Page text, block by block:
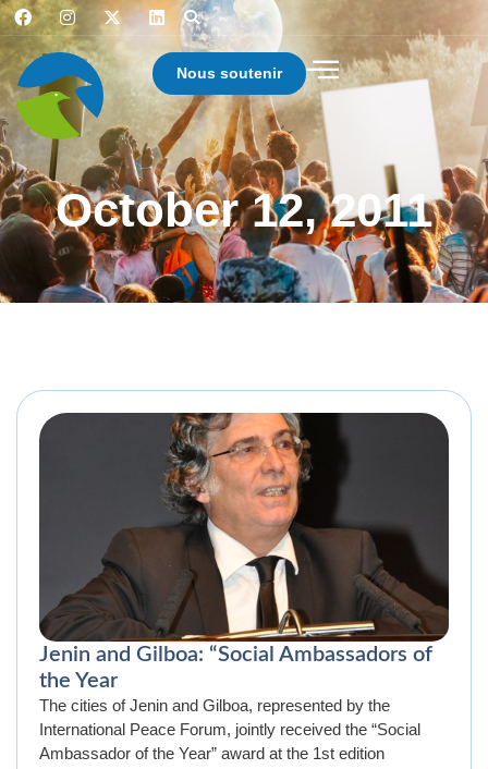
Nous soutenir
October 12, 2011
Jenin and Gilboa: “Social Ambassadors of
the Year
The cities of Jenin and Gilboa, represented by the
International Peace Forum, jointly received the “Social
Ambassador of the Year” award at the 1st edition